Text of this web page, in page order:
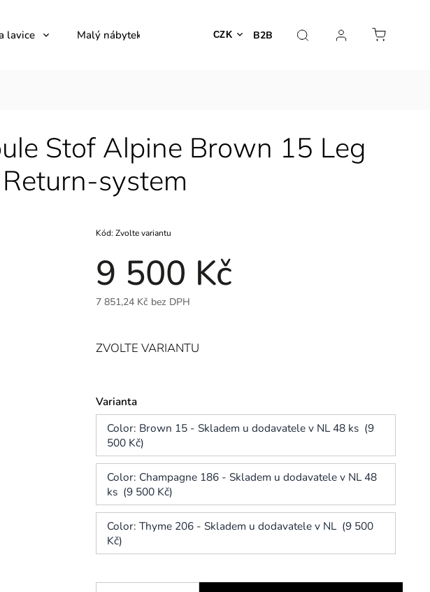
B2B
CZK
lavice Malý nábytek Venkovní nábytek Dekorace
Stof Alpine Brown 15 Leg
system
9 500 Kč
7 851,24 Kč bez DPH
Kód: Zvolte variantu
Varianta
Color: Brown 15 - Skladem u dodavatele v NL 48 ks (9
500 Kč)
Color: Champagne 186 - Skladem u dodavatele v NL 48
ks (9 500 Kč)
Color: Thyme 206 - Skladem u dodavatele v NL (9 500
Kč)
ZVOLTE VARIANTU